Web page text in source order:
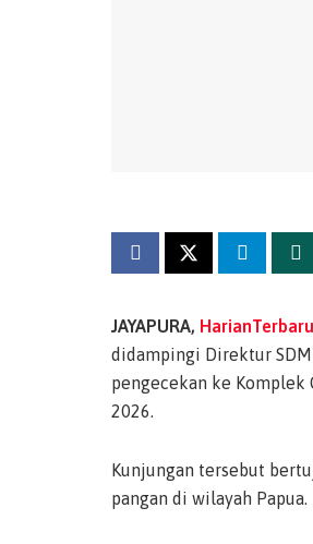
JAYAPURA,
didampingi Direktur
pengecekan ke Komplek
2026.
Kunjungan tersebut
pangan di wilayah Papua.